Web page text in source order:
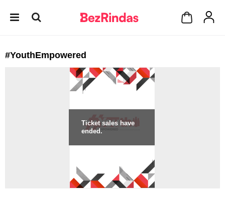
#YouthEmpowered
Ticket sales have
ended.